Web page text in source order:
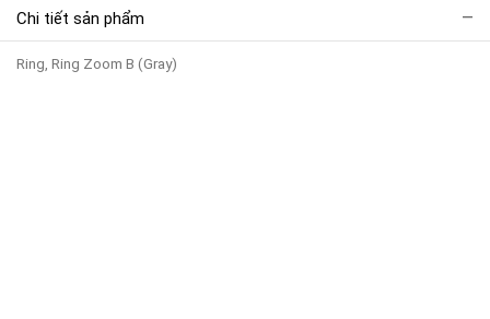
Chi tiết sản phẩm
Ring, Ring Zoom B (Gray)